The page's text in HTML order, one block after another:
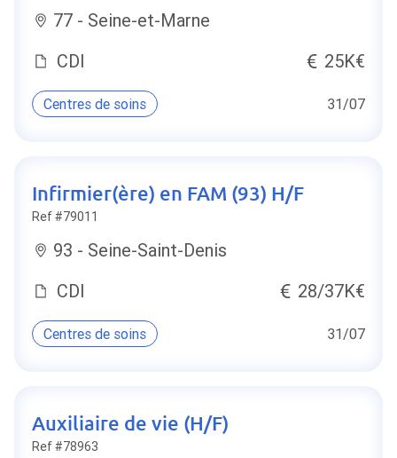
77 - Seine-et-Marne
CDI
25K€
Centres de soins 31/07
Infirmier(ère) en FAM (93) H/F
Ref #79011
93 - Seine-Saint-Denis
CDI
28/37K€
Centres de soins 31/07
Auxiliaire de vie (H/F)
Ref #78963